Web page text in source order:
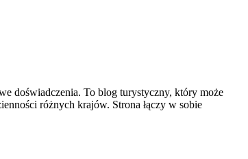
doświadczenia. To blog turystyczny, który może
różnych krajów. Strona łączy w sobie